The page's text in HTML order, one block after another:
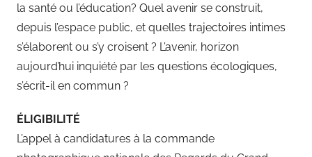
la santé ou l’éducation? Quel avenir se construit,
depuis l’espace public, et quelles trajectoires intimes
s’élaborent ou s’y croisent ? L’avenir, horizon
aujourd’hui inquiété par les questions écologiques,
s’écrit-il en commun ?
ÉLIGIBILITÉ
L’appel à candidatures à la commande